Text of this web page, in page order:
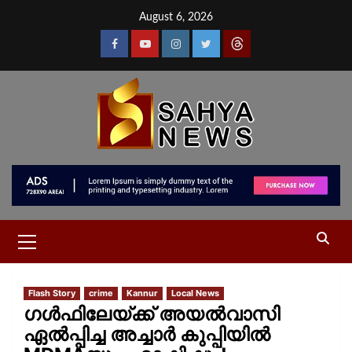
August 6, 2026
Flash Story crime Kannur Local News
ഗൾഫിലേയ്ക്ക് അയൽവാസി
ഏൽപ്പിച്ച അച്ചാർ കുപ്പിയിൽ